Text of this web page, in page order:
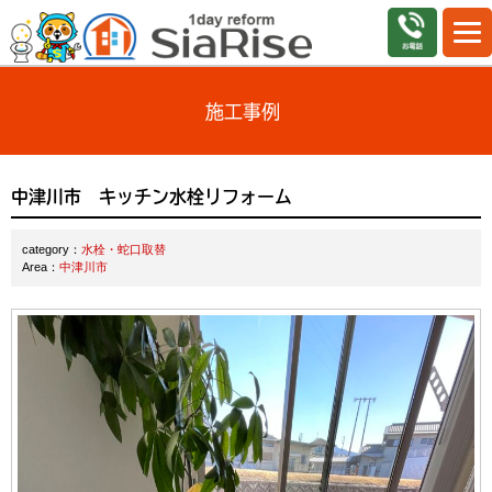
施工事例
中津川市 キッチン水栓リフォーム
category： 水栓・蛇口取替
Area： 中津川市